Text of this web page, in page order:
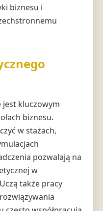
biznesu i
jest kluczowym
biznesu.
w stażach,
pozwalają na
w
także pracy